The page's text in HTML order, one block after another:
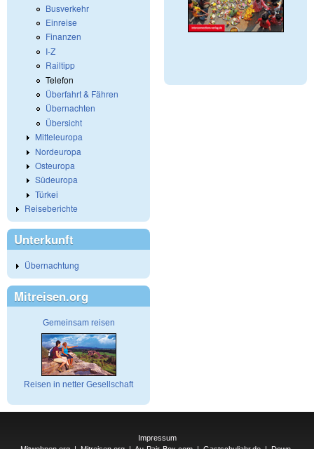
Busverkehr
Einreise
Finanzen
I-Z
Railtipp
Telefon
Überfahrt & Fähren
Übernachten
Übersicht
Mitteleuropa
Nordeuropa
Osteuropa
Südeuropa
Türkei
Reiseberichte
Unterkunft
Übernachtung
Mitreisen.org
Gemeinsam reisen
Reisen in netter Gesellschaft
Impressum